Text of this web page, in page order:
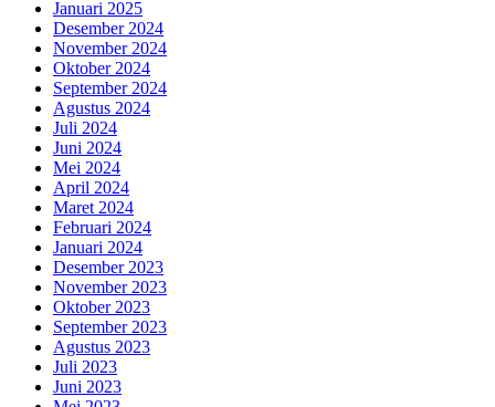
Januari 2025
Desember 2024
November 2024
Oktober 2024
September 2024
Agustus 2024
Juli 2024
Juni 2024
Mei 2024
April 2024
Maret 2024
Februari 2024
Januari 2024
Desember 2023
November 2023
Oktober 2023
September 2023
Agustus 2023
Juli 2023
Juni 2023